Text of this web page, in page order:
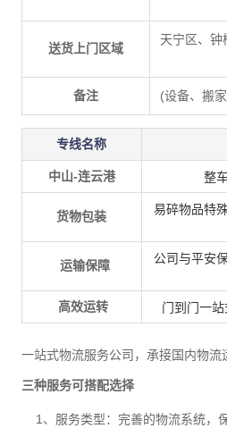
送货上门区域
天宁区、钟
备注 (设备、搬
专线名称
中山-连云港 整
货物包装 易碎物品特
运输保障 公司与平安
高效运转 门到门一
一站式物流服务公司，承接国内物流
三种服务可搭配选择
1、服务类型：完善的物流系统，